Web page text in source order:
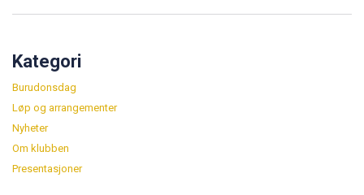
Kategori
Burudonsdag
Løp og arrangementer
Nyheter
Om klubben
Presentasjoner